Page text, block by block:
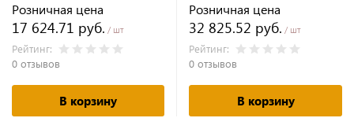
Розничная цена
17 624.71 руб. / шт
Рейтинг:
0 отзывов
В корзину
Розничная цена
32 825.52 руб. / шт
Рейтинг:
0 отзывов
В корзину